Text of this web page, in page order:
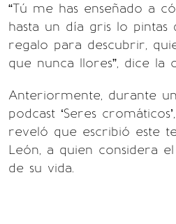
“Tú me has enseñado a
hasta un día gris lo pintas
regalo para descubrir,
que nunca llores”, dice la
Anteriormente, durante
podcast ‘Seres
reveló que escribió este
León, a quien considera
de su vida.